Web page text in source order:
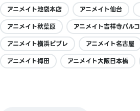
アニメイト池袋本店 アニメイト仙台
アニメイト秋葉原
アニメイト吉祥寺パルコ
アニメイト横浜ビブレ
アニメイト名古屋
アニメイト梅田
アニメイト大阪日本橋